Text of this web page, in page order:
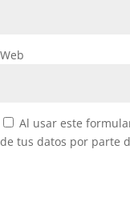
Web
Al usar este
de tus datos por parte